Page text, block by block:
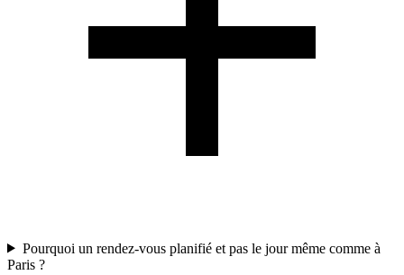
Pourquoi un rendez-vous planifié et pas le jour même comme à
Paris ?